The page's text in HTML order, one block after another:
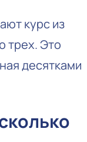
курс из
трех. Это
десятками